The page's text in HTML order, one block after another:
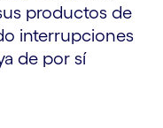
productos de
interrupciones
de por sí